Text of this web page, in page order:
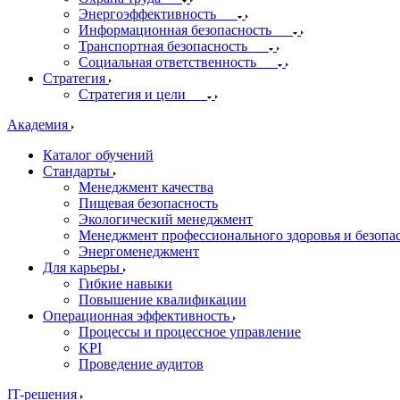
Энергоэффективность
Информационная безопасность
Транспортная безопасность
Социальная ответственность
Стратегия
Стратегия и цели
Академия
Каталог обучений
Стандарты
Менеджмент качества
Пищевая безопасность
Экологический менеджмент
Менеджмент профессионального здоровья и
Энергоменеджмент
Для карьеры
Гибкие навыки
Повышение квалификации
Операционная эффективность
Процессы и процессное управление
KPI
Проведение аудитов
IT-решения